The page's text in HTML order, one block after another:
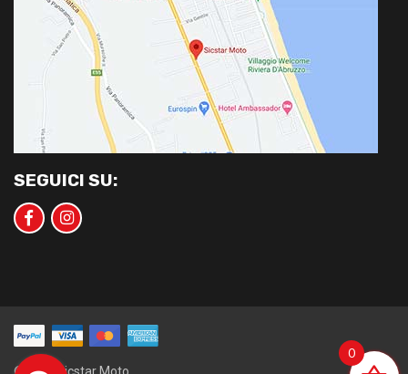
SEGUICI SU:
©2020 Sicstar Moto.
0